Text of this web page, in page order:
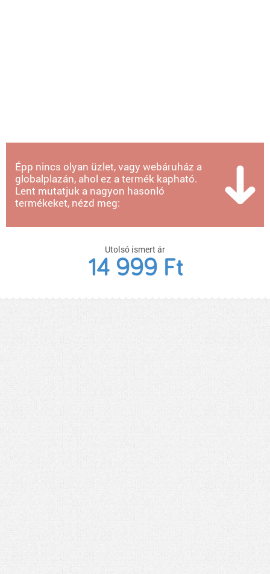
Épp nincs olyan üzlet, vagy webáruház a
globalplazán, ahol ez a termék kapható.
Lent mutatjuk a nagyon hasonló
termékeket, nézd meg:
Utolsó ismert ár
14 999 Ft